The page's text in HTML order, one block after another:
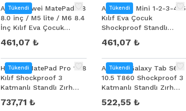
Tükendi
ALLY Huawei MatePad T8
8.0 inç / M5 lite / M6 8.4
İnç Kılıf Eva Çocuk
Taşınabilir
461,07 ₺
Tükendi
ALLY İPad Mini 1-2-3-4-5
Kılıf Eva Çocuk
Shockproof Standlı
461,07 ₺
Tükendi
Huawei MatePad Pro 10.8
Kılıf Shockproof 3
Katmanlı Standlı Zırh
737,71 ₺
Tükendi
Ally Sm Galaxy Tab S6
10.5 T860 Shockproof 3
Katmanlı Standlı Zırh
522,55 ₺